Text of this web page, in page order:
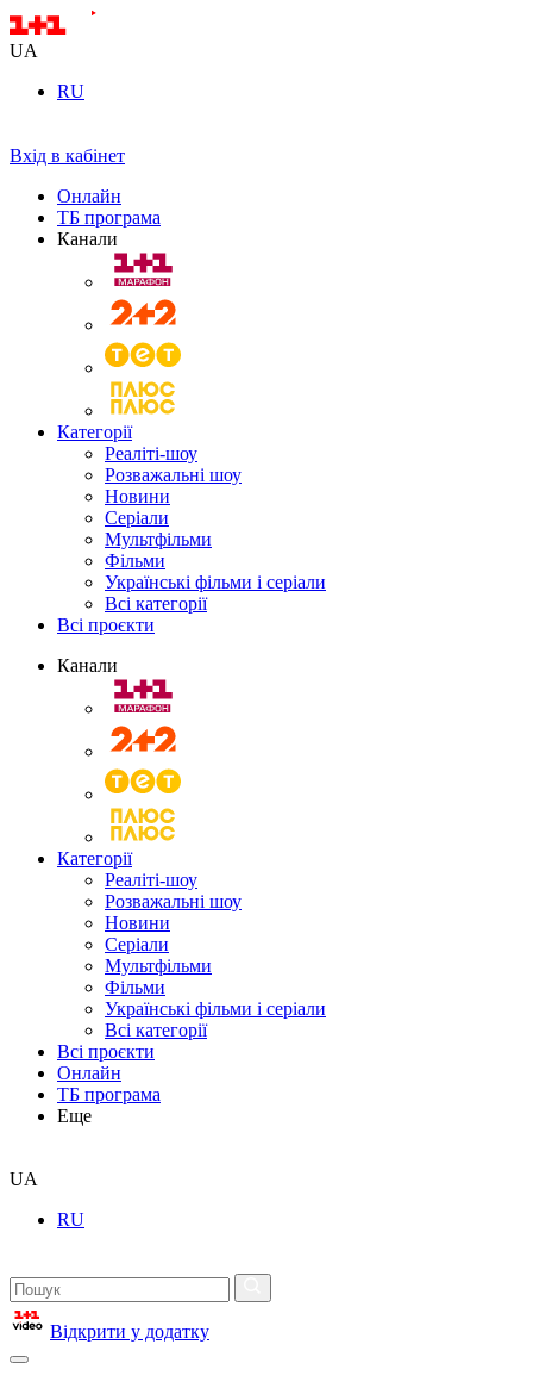
UA
RU
Вхід в кабінет
Онлайн
ТБ програма
Канали
Категорії
Реаліті-шоу
Розважальні шоу
Новини
Серіали
Мультфільми
Фільми
Українські фільми і серіали
Всі категорії
Всі проєкти
Канали
Категорії
Реаліті-шоу
Розважальні шоу
Новини
Серіали
Мультфільми
Фільми
Українські фільми і серіали
Всі категорії
Всі проєкти
Онлайн
ТБ програма
Еще
UA
RU
Відкрити у додатку